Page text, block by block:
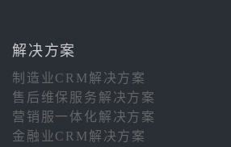
解决方案
制造业CRM解决方案
售后维保服务解决方案
营销服一体化解决方案
金融业CRM解决方案